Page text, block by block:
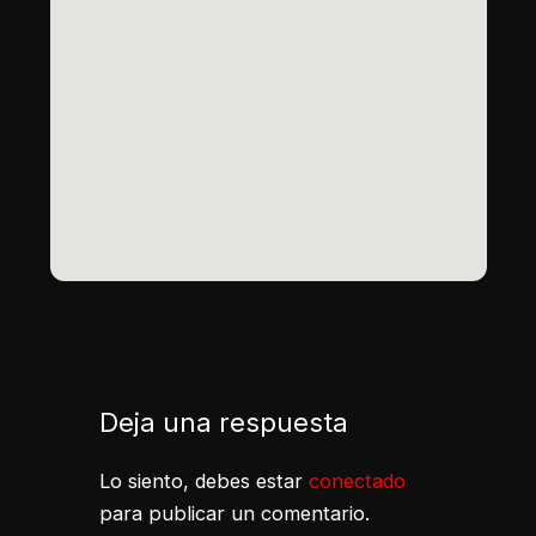
Deja una respuesta
Lo siento, debes estar conectado
para publicar un comentario.